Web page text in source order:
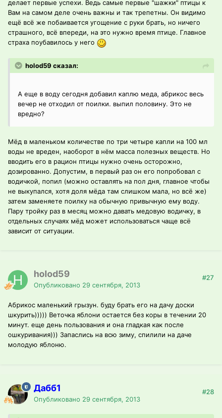
делает первые успехи. Ведь самые первые "шажки" птицы к
Вам на самом деле очень важны и так трепетны. Он видимо
ещё всё же побаивается угощение с руки брать, но ничего
страшного, всё впереди, на это нужно время птице. Главное
страха поубавилось у него
holod59 сказал:
А еще в воду сегодня добавил каплю меда, абрикос весь
вечер не отходил от поилки. выпил половину. Это не
вредно?
Мёд в маленьком количестве по три четыре капли на 100 мл
воды не вреден, наоборот в нём масса полезных веществ. Но
вводить его в рацион птицы нужно очень осторожно,
дозированно. Допустим, в первый раз он его попробовал с
водичкой, попил (можно оставлять на пол дня, главное чтобы
не выкупался, хотя доля мёда там слишком мала, но всё же)
затем заменяете поилку на обычную привычную ему воду.
Пару тройку раз в месяц можно давать медовую водичку, в
отдельных случаях мёд может использоваться чаще всё
зависит от ситуации.
holod59
Опубликовано 29 сентября, 2013
#27
Абрикос маленький грызун. буду брать его на дачу доски
шкурить))))) Веточка яблони остается без коры в течении 20
минут. еще день пользования и она гладкая как после
ошкуривания))) Запаслись на всю зиму, спилили на даче
молодую яблоню.
Дабб1
Опубликовано 29 сентября, 2013
#28